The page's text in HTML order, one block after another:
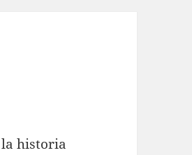
historia